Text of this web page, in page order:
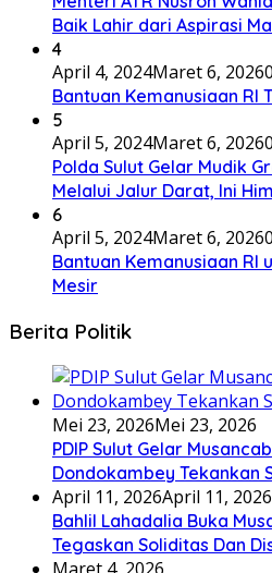
Baik Lahir dari Aspirasi
4
April 4, 2024Maret 6, 2026
Bantuan Kemanusiaan RI
5
April 5, 2024Maret 6, 2026
Polda Sulut Gelar Mudik
Melalui Jalur Darat, Ini
6
April 5, 2024Maret 6, 2026
Bantuan Kemanusiaan RI
Mesir
Berita Politik
Mei 23, 2026Mei 23, 2026
PDIP Sulut Gelar
Dondokambey Tekankan
April 11, 2026April 11, 2026
Bahlil Lahadalia Buka
Tegaskan Soliditas Dan